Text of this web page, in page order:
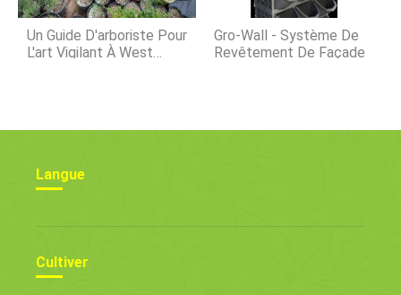
Un Guide D'arboriste Pour
L'art Vigilant À West
Gro-Wall - Système De
Revêtement De Façade
Langue
Cultiver